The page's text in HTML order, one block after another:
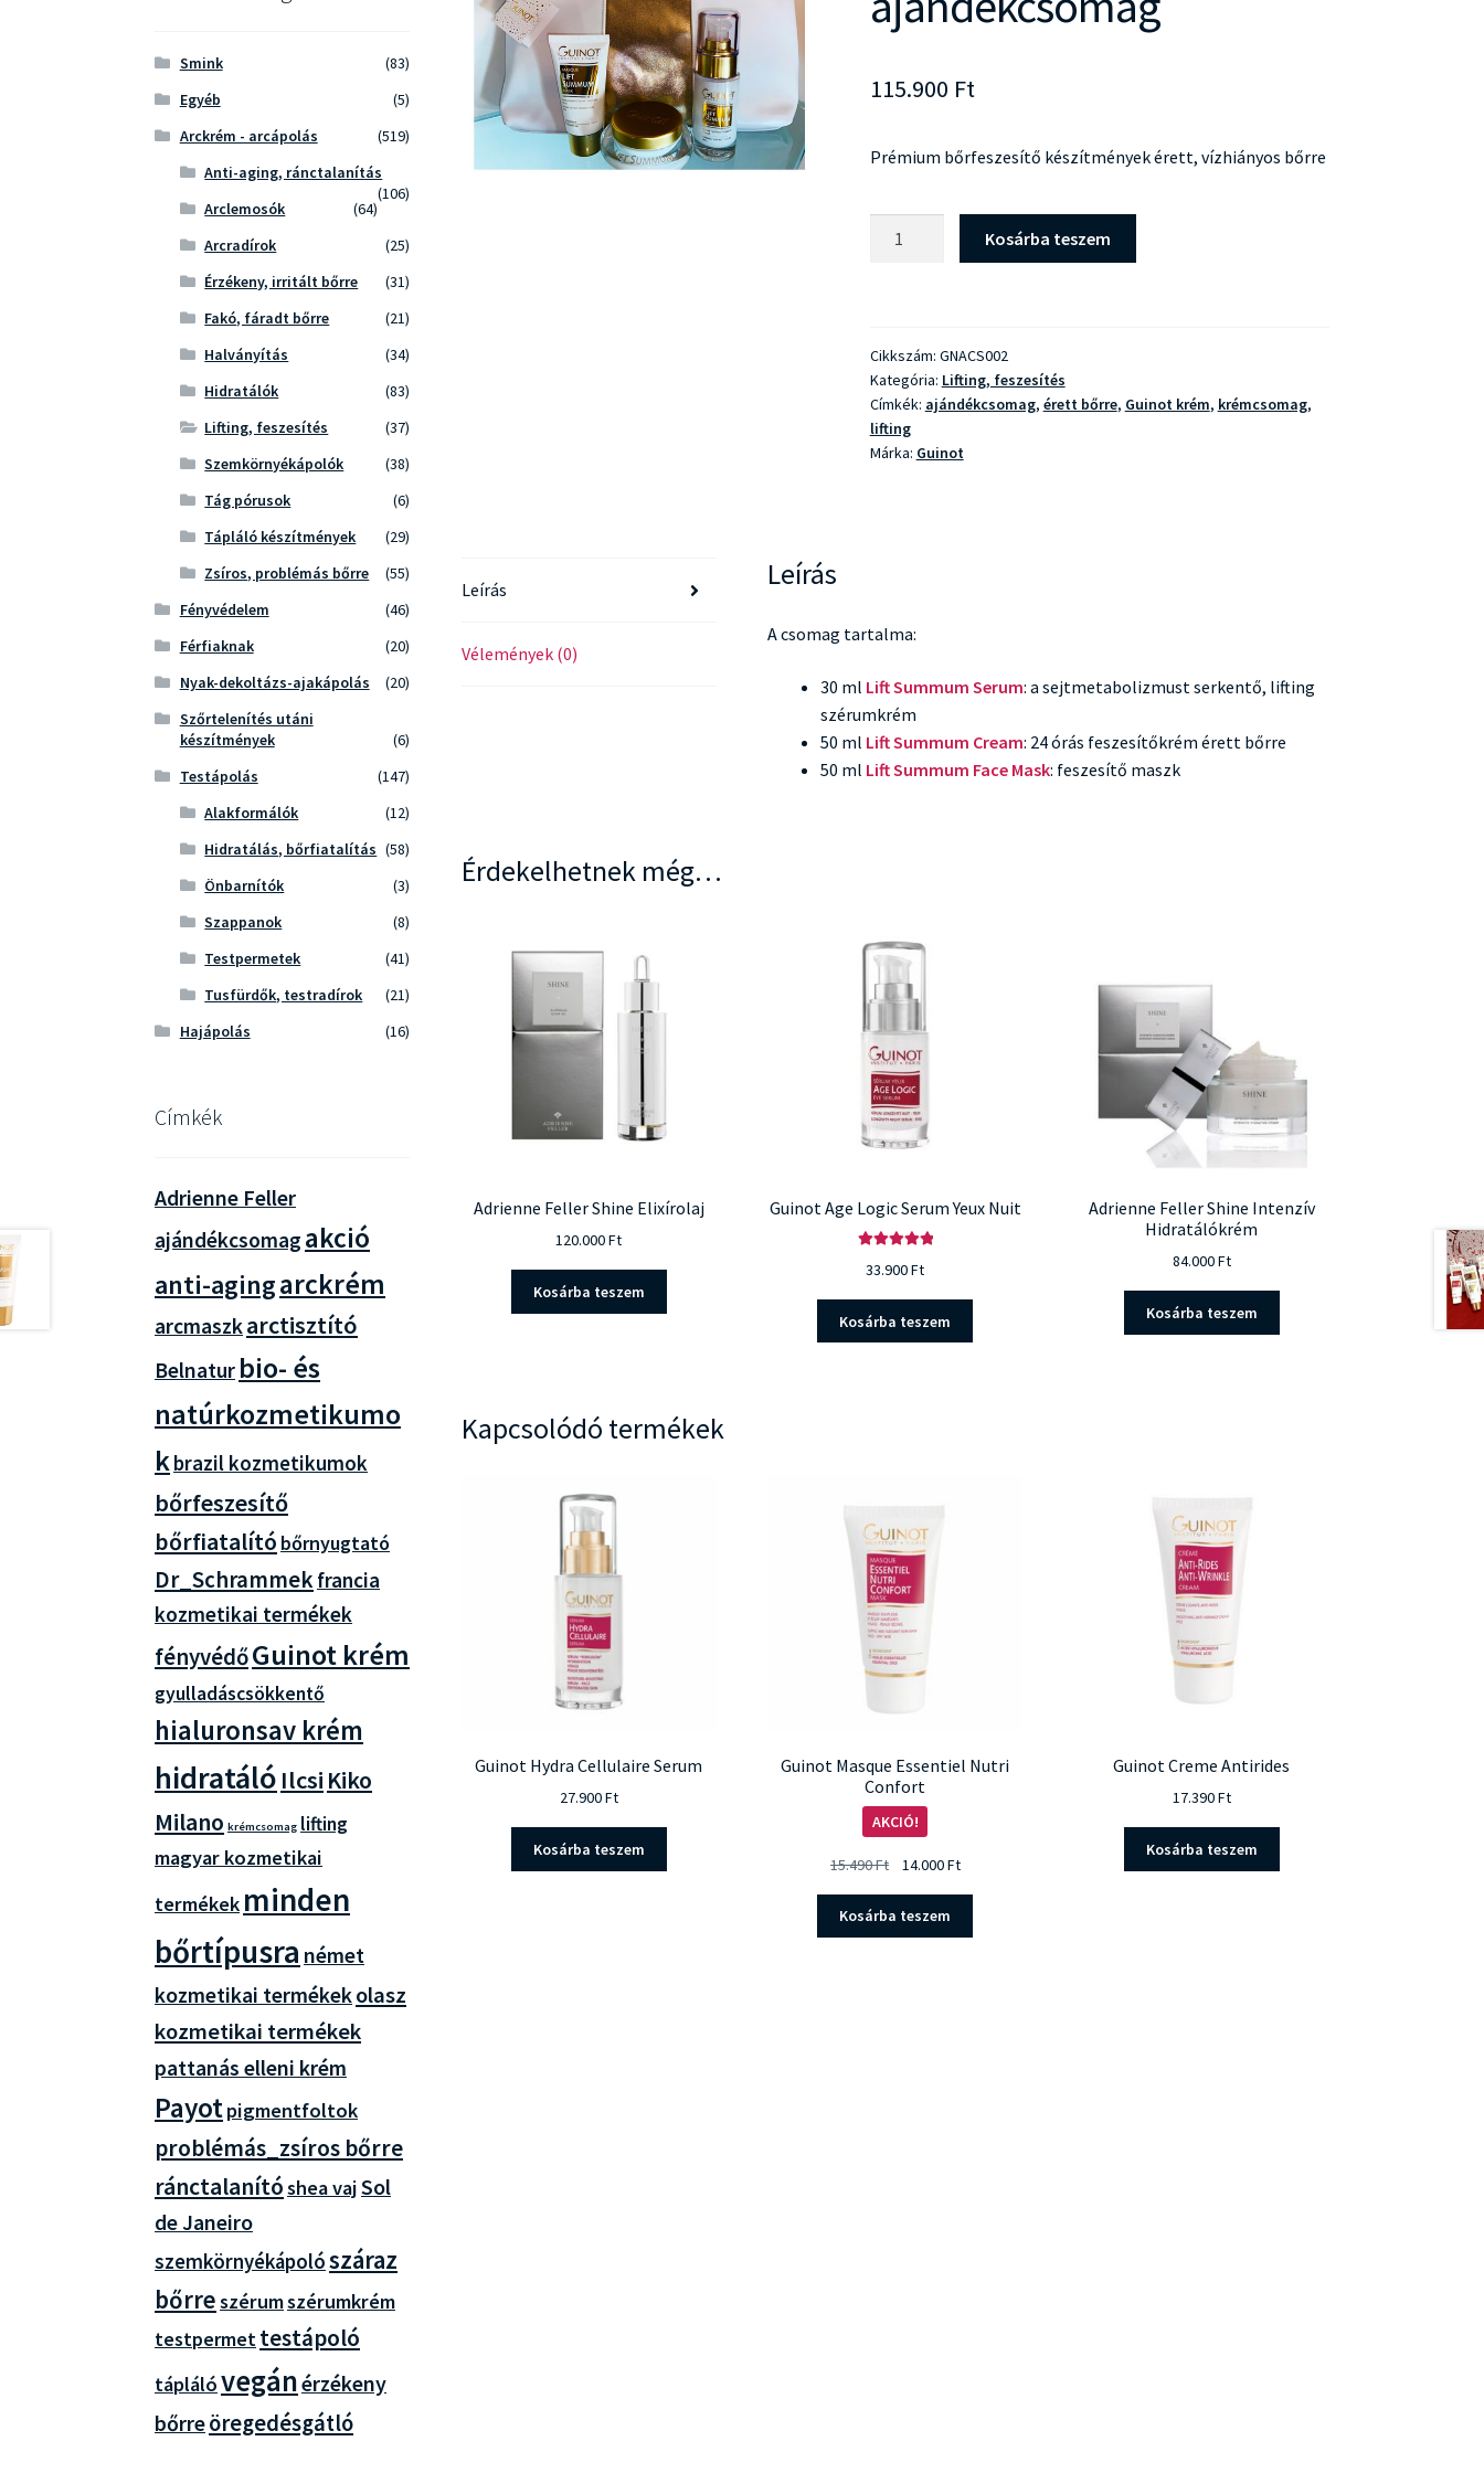
115.900 Ft
Prémium bőrfeszesítő készítmények érett, vízhiányos bőrre
Kosárba teszem
Cikkszám: GNACS002
Kategória: Lifting, feszesítés
Címkék: ajándékcsomag, érett bőrre, Guinot krém, krémcsomag,
lifting
Márka: Guinot
Leírás
Vélemények (0)
Leírás
A csomag tartalma:
30 ml Lift Summum Serum: a sejtmetabolizmust serkentő, lifting
szérumkrém
50 ml Lift Summum Cream: 24 órás feszesítőkrém érett bőrre
50 ml Lift Summum Face Mask: feszesítő maszk
Érdekelhetnek még…
Adrienne Feller Shine Elixírolaj
120.000Ft
Kosárba teszem
Guinot Age Logic Serum Yeux Nuit
5.00/ 5
33.900Ft
Kosárba teszem
Adrienne Feller Shine Intenzív
Hidratálókrém
84.000Ft
Kosárba teszem
Kapcsolódó termékek
Guinot Hydra Cellulaire Serum
27.900Ft
Kosárba teszem
Guinot Masque Essentiel Nutri
Confort
AKCIÓ!
15.490Ft
Original
was:
15.490 Ft.
14.000FtCurrent
14.000 Ft.
Kosárba teszem
Guinot Creme Antirides
17.390Ft
Kosárba teszem
Smink
(83)
Egyéb
(5)
Arckrém - arcápolás
(519)
Anti-aging, ránctalanítás
(106)
Arclemosók
(64)
Arcradírok
(25)
Érzékeny, irritált bőrre
(31)
Fakó, fáradt bőrre
(21)
Halványítás
(34)
Hidratálók
(83)
Lifting, feszesítés
(37)
Szemkörnyékápolók
(38)
Tág pórusok
(6)
Tápláló készítmények
(29)
Zsíros, problémás bőrre
(55)
Fényvédelem
(46)
Férfiaknak
(20)
Nyak-dekoltázs-ajakápolás
(20)
Szőrtelenítés utáni
készítmények
(6)
Testápolás
(147)
Alakformálók
(12)
Hidratálás, bőrfiatalítás (58)
Önbarnítók
(3)
Szappanok
(8)
Testpermetek
(41)
Tusfürdők, testradírok
(21)
Hajápolás
(16)
Címkék
Adrienne Feller
ajándékcsomag akció
anti-agingarckrém
arcmaszkarctisztító
Belnatur bio- és
natúrkozmetikumo
kbrazil kozmetikumok
bőrfeszesítő
bőrfiatalító bőrnyugtató
Dr_Schrammekfrancia
kozmetikai termékek
fényvédőGuinot krém
gyulladáscsökkentő
hialuronsav krém
hidratáló Ilcsi Kiko
Milano krémcsomag lifting
magyar kozmetikai
termékek minden
bőrtípusra német
kozmetikai termékekolasz
kozmetikai termékek
pattanás elleni krém
Payotpigmentfoltok
problémás_zsíros bőrre
ránctalanítóshea vajSol
de Janeiro
szemkörnyékápolószáraz
bőrreszérumszérumkrém
testpermettestápoló
táplálóvegánérzékeny
bőrreöregedésgátló